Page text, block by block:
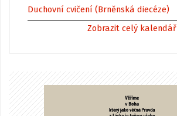
Duchovní cvičení (Brněnská diecéze)
Zobrazit celý kalendář